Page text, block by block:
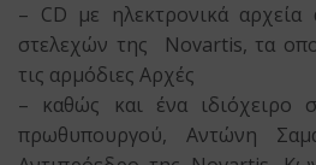
– CD με ηλεκτρονικά αρχεία
στελεχών της Novartis, τα
τις αρμόδιες Αρχές
– καθώς και ένα ιδιόχειρο
πρωθυπουργού, Αντώνη